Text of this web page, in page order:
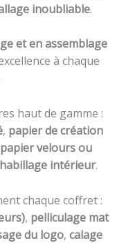
inoubliable.
et en assemblage
à chaque
haut de gamme :
, papier de création
papier velours ou
intérieur.
chaque coffret :
, pelliculage mat
du logo, calage